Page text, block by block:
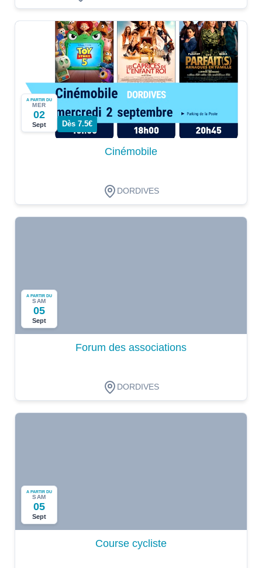
A PARTIR DU
MER
02
Sept Dès 7.5€
Cinémobile
DORDIVES
A PARTIR DU
SAM
05
Sept
Forum des associations
DORDIVES
A PARTIR DU
SAM
05
Sept
Course cycliste